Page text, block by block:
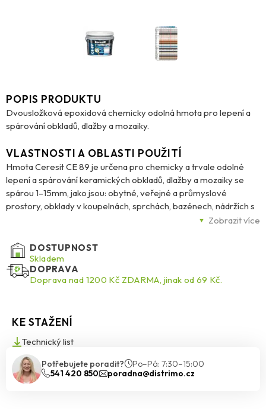
POPIS PRODUKTU
Dvousložková epoxidová chemicky odolná hmota pro lepení a
spárování obkladů, dlažby a mozaiky.
Zobrazit více
VLASTNOSTI A OBLASTI POUŽITÍ
Hmota Ceresit CE 89 je určena pro chemicky a trvale odolné
lepení a spárování keramických obkladů, dlažby a mozaiky se
spárou 1–15mm, jako jsou: obytné, veřejné a průmyslové
prostory, obklady v koupelnách, sprchách, bazénech, nádržích s
termální nebo brakickou (poloslanou) vodou, saunách a parních
balkony. Produkt lze použít pro spárování keramických obkladů v
prostředích vystavených přímému kontaktu s potravinami, jako
jsou: pracovní stoly pro maso, mléčné výrobky nebo mouky,
kuchyňské stoly v restauracích, pekárnách a cukrárnách. Hmota
jako jsou mlékárny, jatka, restaurace, potravinářské výrobny
obecně. Vhodné pro lepení a spárování mozaiky v bazénech na
vodotěsných membránách jako CL 50, CL 69.
DOSTUPNOST
Skladem
DOPRAVA
Doprava nad 1200 Kč ZDARMA, jinak od 69 Kč.
KE STAŽENÍ
Technický list
Potřebujete poradit?
Po–Pá: 7:30–15:00
541 420 850
poradna@distrimo.cz